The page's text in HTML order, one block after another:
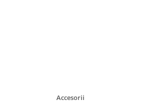
Accesorii